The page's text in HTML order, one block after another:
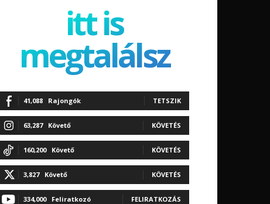
itt is
megtalálsz
41,088 Rajongók TETSZIK
63,287 Követő KÖVETÉS
160,200 Követő KÖVETÉS
3,827 Követő KÖVETÉS
334,000 Feliratkozó FELIRATKOZÁS